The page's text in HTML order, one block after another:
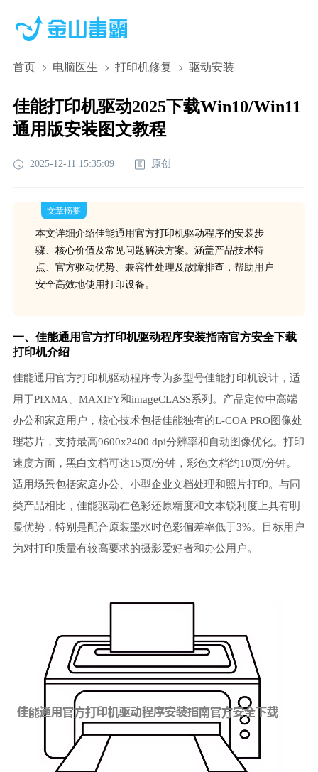
首页 电脑医生 打印机修复 驱动安装
佳能打印机驱动2025下载Win10/Win11
通用版安装图文教程
2025-12-11 15:35:09 原创
文章摘要
本文详细介绍佳能通用官方打印机驱动程序的安装步
骤、核心价值及常见问题解决方案。涵盖产品技术特
点、官方驱动优势、兼容性处理及故障排查，帮助用户
安全高效地使用打印设备。
一、佳能通用官方打印机驱动程序安装指南官方安全下载
打印机介绍
佳能通用官方打印机驱动程序专为多型号佳能打印机设计，适
用于PIXMA、MAXIFY和imageCLASS系列。产品定位中高端
办公和家庭用户，核心技术包括佳能独有的L-COA PRO图像处
理芯片，支持最高9600x2400 dpi分辨率和自动图像优化。打印
速度方面，黑白文档可达15页/分钟，彩色文档约10页/分钟。
适用场景包括家庭办公、小型企业文档处理和照片打印。与同
类产品相比，佳能驱动在色彩还原精度和文本锐利度上具有明
显优势，特别是配合原装墨水时色彩偏差率低于3%。目标用户
为对打印质量有较高要求的摄影爱好者和办公用户。